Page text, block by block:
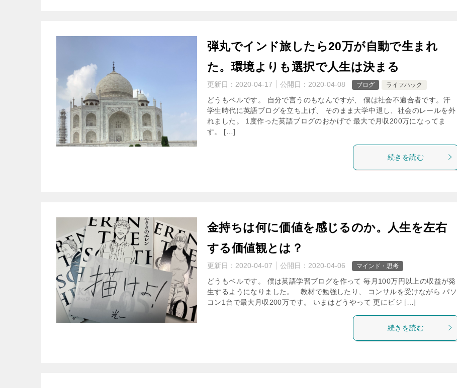
弾丸でインド旅したら20万が自動で生まれ
た。環境よりも選択で人生は決まる
更新日： 2020-04-17 公開日： 2020-04-08 ブログ ライフハック
どうもベルです。 自分で言うのもなんですが、 僕は社会不適合者です。汗
学生時代に英語ブログを立ち上げ、 そのまま大学中退し、社会のレールを外
れました。 1度作った英語ブログのおかげで 最大で月収200万になってま
す。 […]
続きを読む
金持ちは何に価値を感じるのか。人生を左右
する価値観とは？
更新日： 2020-04-07 公開日： 2020-04-06 マインド・思考
どうもベルです。 僕は英語学習ブログを作って 毎月100万円以上の収益が発
生するようになりました。 教材で勉強したり、 コンサルを受けながら パソ
コン1台で最大月収200万です。 いまはどうやって 更にビジ […]
続きを読む